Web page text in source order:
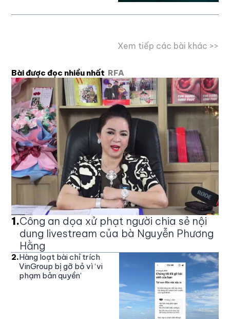
Xem tiếp các bài khác >>
Bài được đọc nhiều nhất RFA
1.Công an dọa xử phạt người chia sẻ nội
dung livestream của bà Nguyễn Phương
Hằng
2.Hàng loạt bài chỉ trích
VinGroup bị gỡ bỏ vì ‘vi
phạm bản quyền’